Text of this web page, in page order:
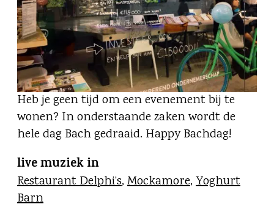
Heb je geen tijd om een evenement bij te
wonen? In onderstaande zaken wordt de
hele dag Bach gedraaid. Happy Bachdag!
live muziek in
Restaurant Delphi’s, Mockamore, Yoghurt
Barn